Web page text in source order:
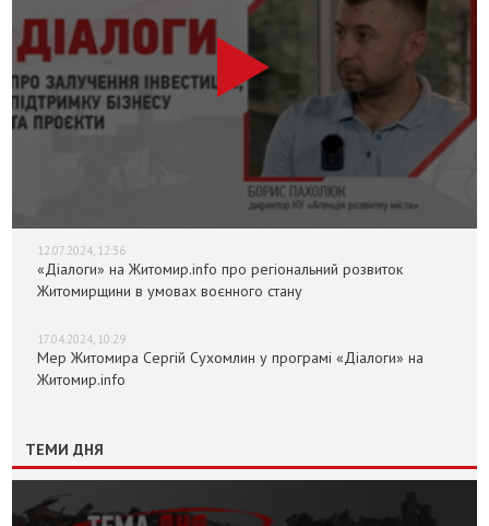
12.07.2024, 12:36
«Діалоги» на Житомир.info про регіональний розвиток
Житомирщини в умовах воєнного стану
17.04.2024, 10:29
Мер Житомира Сергій Сухомлин у програмі «Діалоги» на
Житомир.info
ТЕМИ ДНЯ